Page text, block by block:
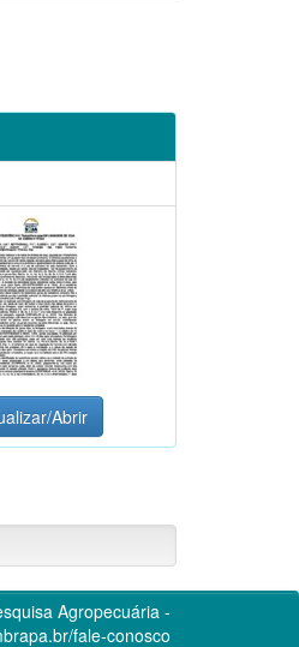
Abrir
Agropecuária -
fale-conosco